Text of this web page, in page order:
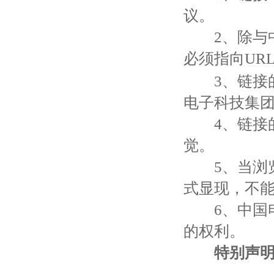
议。
2、除与中
必须指向
3、链接的
电子科技集
4、链接的
觉。
5、当浏览
式显现，不
6、中国电
的权利。
特别声